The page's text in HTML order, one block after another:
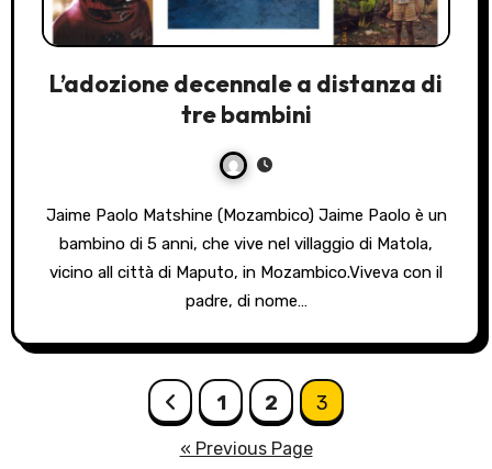
L’adozione decennale a distanza di
tre bambini
Jaime Paolo Matshine (Mozambico) Jaime Paolo è un
bambino di 5 anni, che vive nel villaggio di Matola,
vicino all città di Maputo, in Mozambico.Viveva con il
padre, di nome…
pagination
1 2 3
« Previous Page